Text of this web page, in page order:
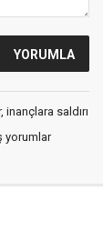
saldırı
yorumlar